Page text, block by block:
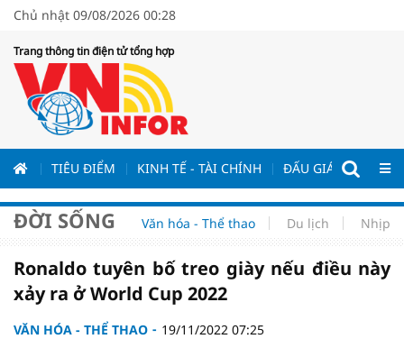
Chủ nhật 09/08/2026 00:28
Trang thông tin điện tử tổng hợp
TIÊU ĐIỂM KINH TẾ - TÀI CHÍNH ĐẤU GIÁ - ĐẤU
ĐỜI SỐNG Văn hóa - Thể thao Du lịch Nhịp
Ronaldo tuyên bố treo giày nếu điều này
xảy ra ở World Cup 2022
VĂN HÓA - THỂ THAO 19/11/2022 07:25